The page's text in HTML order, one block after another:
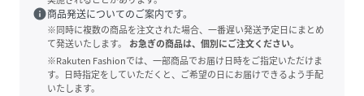
info商品発送についてのご案内です。
※同時に複数の商品を注文された場合、一番遅い発送予定日にまとめ
て発送いたします。
お急ぎの商品は、個別にご注文ください。
※Rakuten Fashionでは、一部商品でお届け日時をご指定いただけま
す。日時指定をしていただくと、ご希望の日にお届けできるよう手配
いたします。